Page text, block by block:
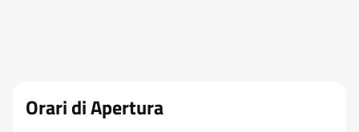
Orari di Apertura